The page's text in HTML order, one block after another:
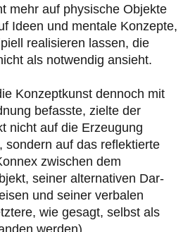
mehr auf physische Objekte
Ideen und mentale Konzepte,
realisieren lassen, die
als notwendig ansieht.
Konzeptkunst dennoch mit
befasste, zielte der
nicht auf die Erzeugung
sondern auf das reflektierte
zwischen dem
seiner alternativen Dar-
und seiner verbalen
wie gesagt, selbst als
werden).